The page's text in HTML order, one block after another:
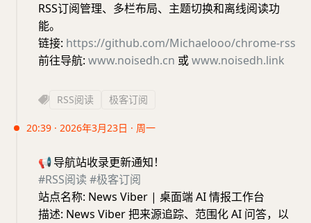
RSS订阅管理、多栏布局、主题切换和离线阅读功
能。
链接: https://github.com/Michaelooo/chrome-rss
前往导航: www.noisedh.cn 或www.noisedh.link
RSS阅读 极客订阅
20:39 · 2026年3月23日 · 周一
📢导航站收录更新通知！
#RSS阅读 #极客订阅
站点名称: News Viber | 桌面端 AI 情报工作台
描述: News Viber 把来源追踪、范围化 AI 问答，以